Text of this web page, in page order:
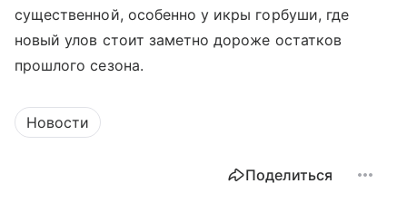
существенной, особенно у икры горбуши, где
новый улов стоит заметно дороже остатков
прошлого сезона.
Новости
Поделиться